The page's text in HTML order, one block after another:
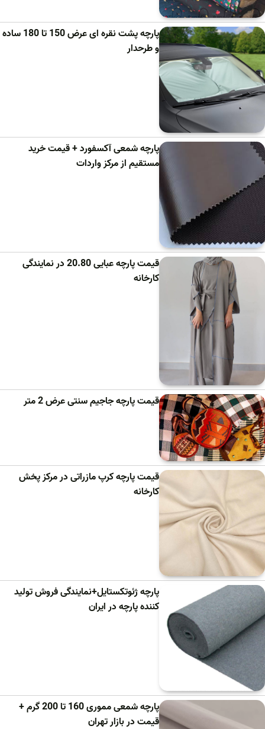
پارچه پشت نقره ای عرض 150 تا 180 ساده
و طرحدار
پارچه شمعی آکسفورد + قیمت خرید
مستقیم از مرکز واردات
قیمت پارچه عبایی 20.80 در نمایندگی
کارخانه
قیمت پارچه جاجیم سنتی عرض 2 متر
قیمت پارچه کرپ مازراتی در مرکز پخش
کارخانه
پارچه ژئوتکستایل+نمایندگی فروش تولید
کننده پارچه در ایران
پارچه شمعی مموری 160 تا 200 گرم +
قیمت در بازار تهران